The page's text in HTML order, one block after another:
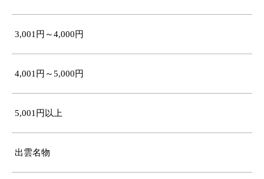
3,001円～4,000円
4,001円～5,000円
5,001円以上
出雲名物